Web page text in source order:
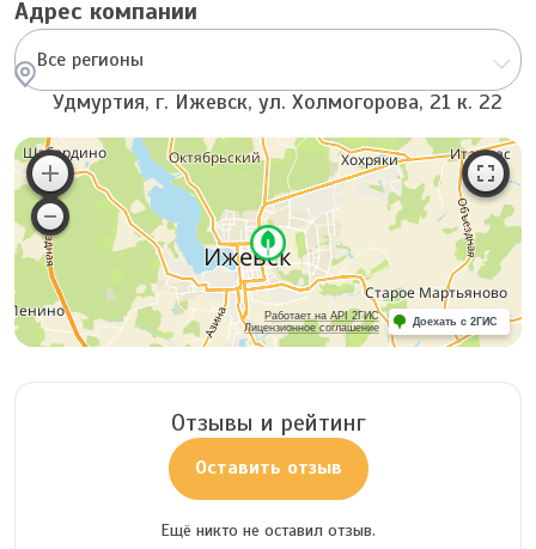
Адрес компании
Все регионы
Удмуртия, г. Ижевск, ул. Холмогорова, 21 к. 22
Работает на API 2ГИС
Лицензионное соглашение
Доехать с 2ГИС
Отзывы и рейтинг
Оставить отзыв
Ещё никто не оставил отзыв.